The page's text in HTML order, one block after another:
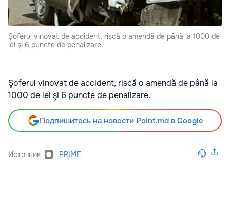
Şoferul vinovat de accident, riscă o amendă de până la 1000 de
lei şi 6 puncte de penalizare.
Şoferul vinovat de accident, riscă o amendă de până la
1000 de lei şi 6 puncte de penalizare.
Подпишитесь на новости Point.md в Google
Источник PRIME